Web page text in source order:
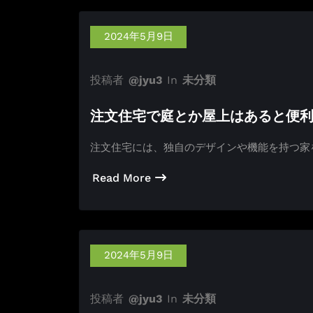
2024年5月9日
投稿者 @jyu3 In 未分類
注文住宅で庭とか屋上はあると便利
注文住宅には、独自のデザインや機能を持つ
Read More
2024年5月9日
投稿者 @jyu3 In 未分類